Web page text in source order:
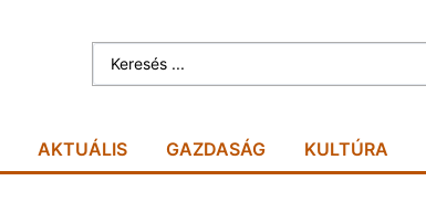
AKTUÁLIS GAZDASÁG KULTÚRA